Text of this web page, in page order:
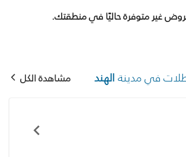
غير متوفرة حاليًا في منطقتك.
في مدينة الهند مشاهدة الكل